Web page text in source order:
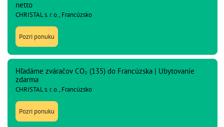
netto
CHRISTAL s. r. o., Francúzsko
Pozri ponuku
Hľadáme zváračov CO₂ (135) do Francúzska | Ubytovanie
zdarma
CHRISTAL s. r. o., Francúzsko
Pozri ponuku